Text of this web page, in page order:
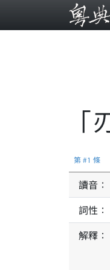
「
第 #1 條
讀音：
詞性：
解釋：